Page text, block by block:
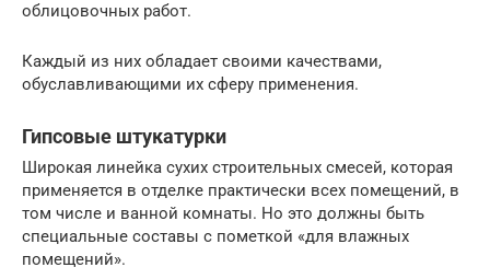
облицовочных работ.
Каждый из них обладает своими качествами,
обуславливающими их сферу применения.
Гипсовые штукатурки
Широкая линейка сухих строительных смесей, которая
применяется в отделке практически всех помещений, в
том числе и ванной комнаты. Но это должны быть
специальные составы с пометкой «для влажных
помещений».